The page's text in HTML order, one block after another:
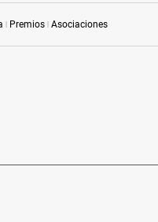
Premios Asociaciones